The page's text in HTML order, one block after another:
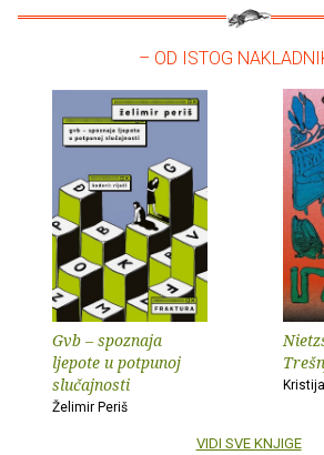
– OD ISTOG
Gvb – spoznaja
ljepote u potpunoj
slučajnosti
Želimir Periš
VIDI SVE KNJIGE